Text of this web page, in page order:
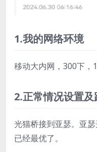
1.我的网络环境
移动大内网，300下，
2.正常情况设置及
光猫桥接到亚瑟。亚
已经最优了。